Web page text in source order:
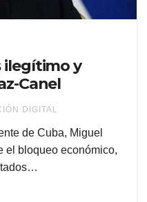
ilegítimo y
Canel
DIGITAL
de Cuba, Miguel
el bloqueo económico,